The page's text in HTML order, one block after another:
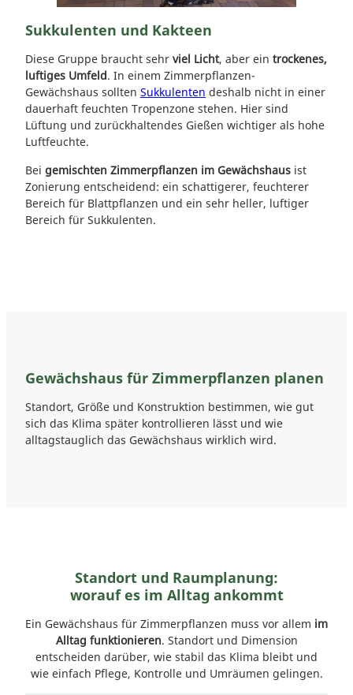
Sukkulenten und Kakteen
Diese Gruppe braucht sehr viel Licht, aber ein trockenes,
luftiges Umfeld. In einem Zimmerpflanzen-
Gewächshaus sollten Sukkulenten deshalb nicht in einer
dauerhaft feuchten Tropenzone stehen. Hier sind
Lüftung und zurückhaltendes Gießen wichtiger als hohe
Luftfeuchte.
Bei gemischten Zimmerpflanzen im Gewächshaus ist
Zonierung entscheidend: ein schattigerer, feuchterer
Bereich für Blattpflanzen und ein sehr heller, luftiger
Bereich für Sukkulenten.
Gewächshaus für Zimmerpflanzen planen
Standort, Größe und Konstruktion bestimmen, wie gut
sich das Klima später kontrollieren lässt und wie
alltagstauglich das Gewächshaus wirklich wird.
Standort und Raumplanung:
worauf es im Alltag ankommt
Ein Gewächshaus für Zimmerpflanzen muss vor allem im
Alltag funktionieren. Standort und Dimension
entscheiden darüber, wie stabil das Klima bleibt und
wie einfach Pflege, Kontrolle und Umräumen gelingen.